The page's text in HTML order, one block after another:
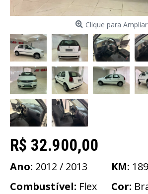
Clique para Ampliar
R$ 32.900,00
Ano: 2012 / 2013 KM:
Combustível: Flex Cor: